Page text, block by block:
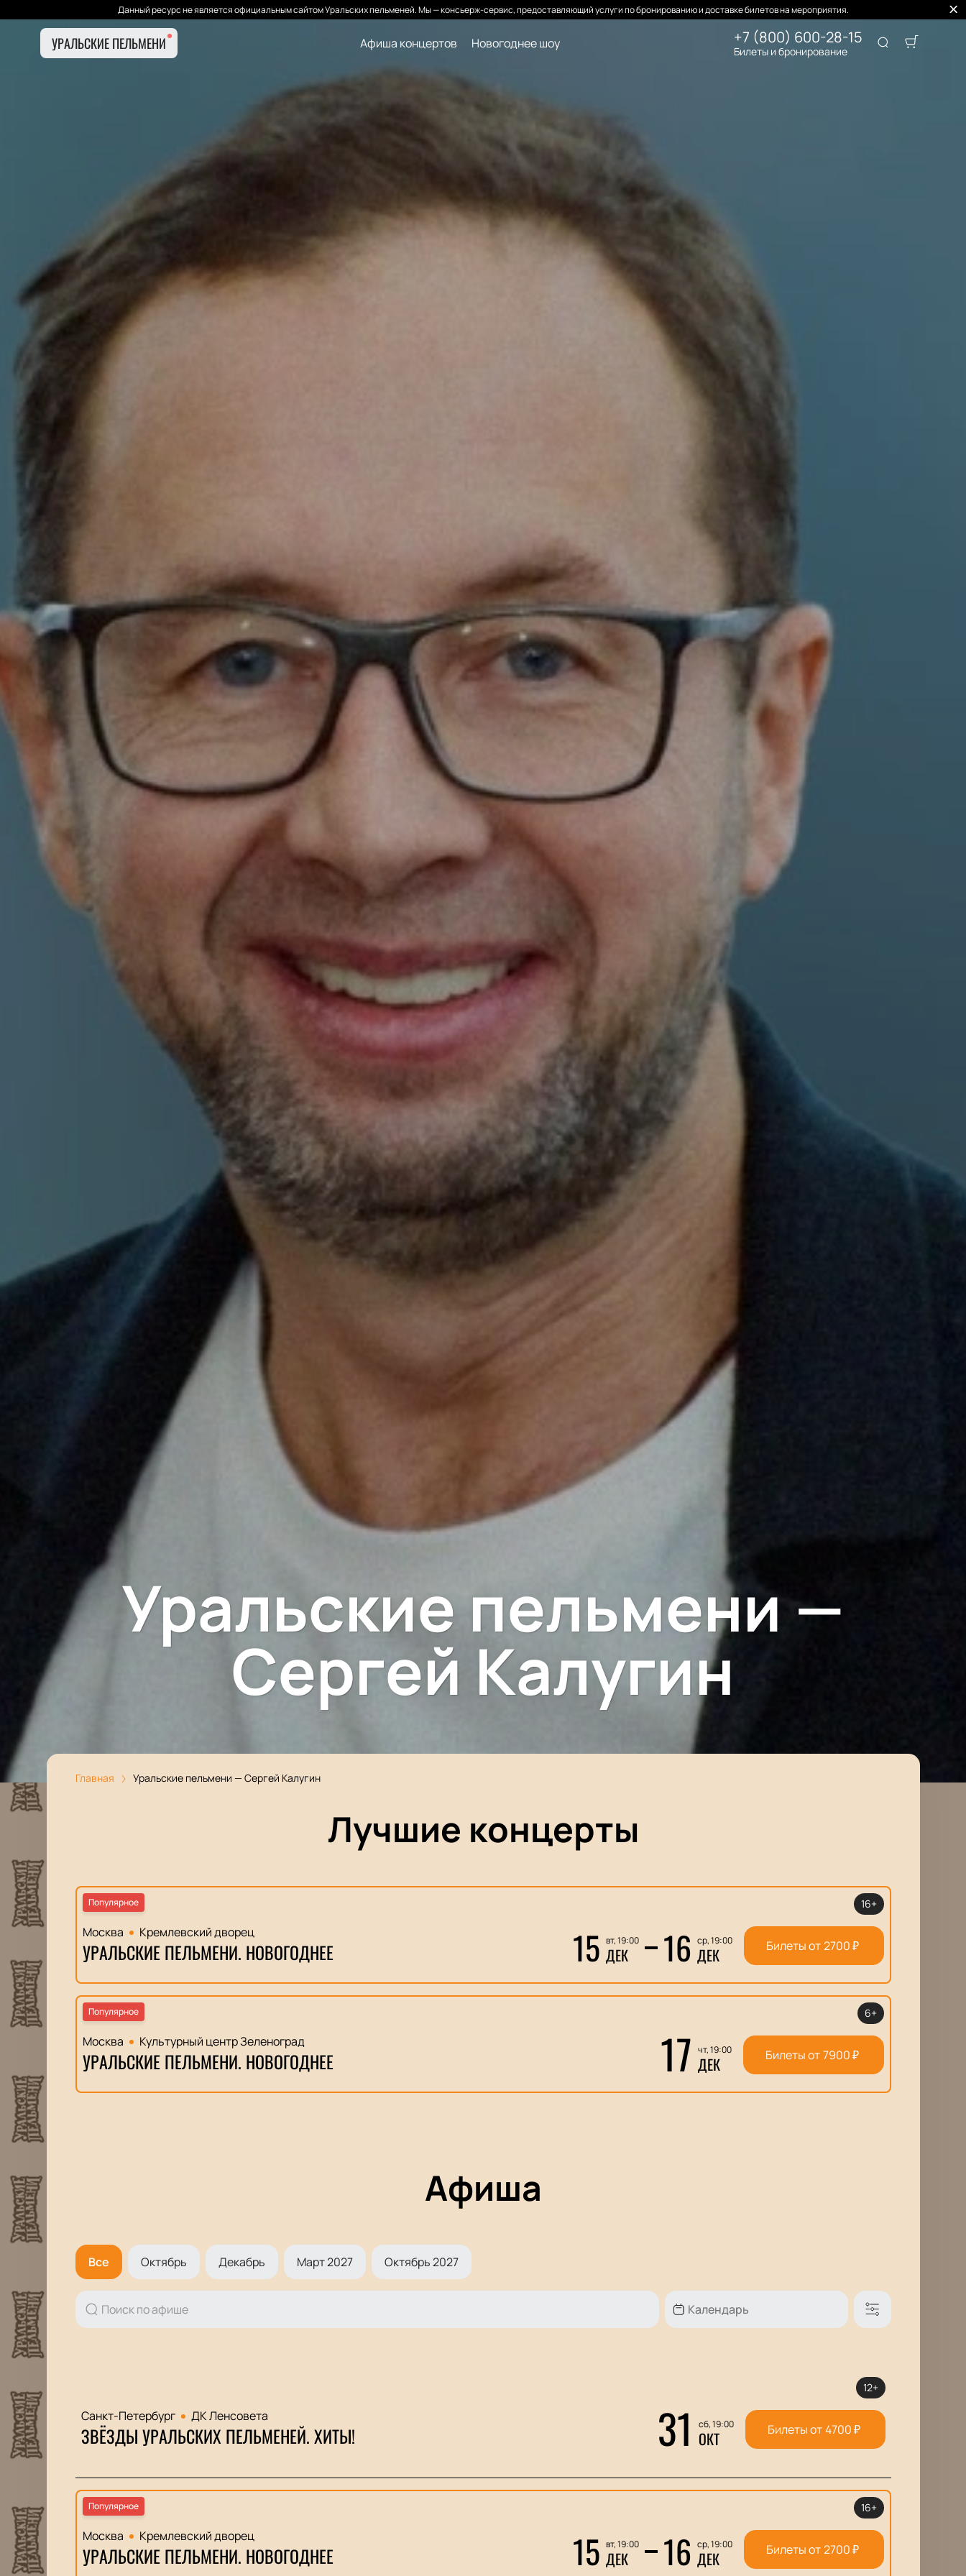
Данный ресурс не является официальным сайтом Уральских пельменей. Мы — консьерж-сервис, предоставляющий услуги по бронированию и доставке билетов на мероприятия.
УРАЛЬСКИЕ ПЕЛЬМЕНИ Афиша концертов Новогоднее шоу +7 (800) 600-28-15
Билеты и бронирование
Уральские пельмени —
Сергей Калугин
Главная Уральские пельмени — Сергей Калугин
Лучшие концерты
Популярное
Москва Кремлевский дворец
УРАЛЬСКИЕ ПЕЛЬМЕНИ. НОВОГОДНЕЕ 15 вт, 19:00
ДЕК 16 ср, 19:00
ДЕК
16+
Билеты от 2700₽
Популярное
Москва Культурный центр Зеленоград
УРАЛЬСКИЕ ПЕЛЬМЕНИ. НОВОГОДНЕЕ 17 чт, 19:00
ДЕК
6+
Билеты от 7900₽
Афиша
Все Октябрь Декабрь Март 2027 Октябрь 2027
Санкт-Петербург ДК Ленсовета
ЗВЁЗДЫ УРАЛЬСКИХ ПЕЛЬМЕНЕЙ. ХИТЫ! 31 сб, 19:00
ОКТ
12+
Билеты от 4700₽
Популярное
Москва Кремлевский дворец
УРАЛЬСКИЕ ПЕЛЬМЕНИ. НОВОГОДНЕЕ 15 вт, 19:00
ДЕК 16 ср, 19:00
ДЕК
16+
Билеты от 2700₽